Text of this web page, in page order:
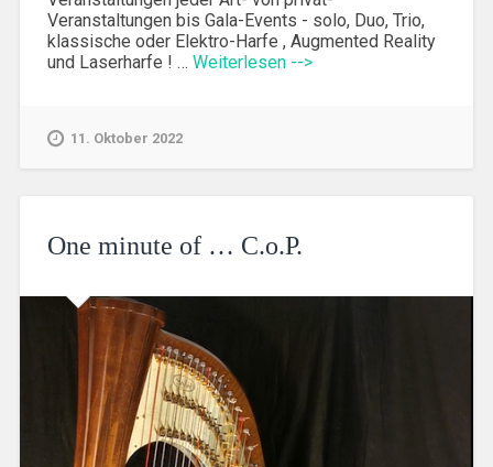
Veranstaltungen bis Gala-Events - solo, Duo, Trio,
klassische oder Elektro-Harfe , Augmented Reality
und Laserharfe ! … Weiterlesen -->
11. Oktober 2022
One minute of … C.o.P.